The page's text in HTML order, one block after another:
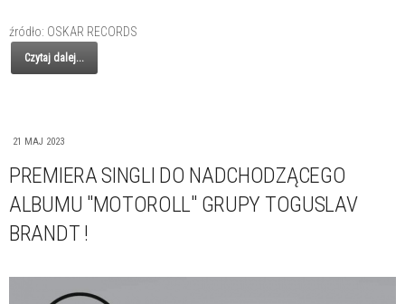
źródło: OSKAR RECORDS
Czytaj dalej...
21 MAJ 2023
PREMIERA SINGLI DO NADCHODZĄCEGO
ALBUMU "MOTOROLL" GRUPY TOGUSLAV
BRANDT !